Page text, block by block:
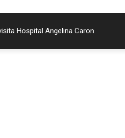
Hospital Angelina Caron